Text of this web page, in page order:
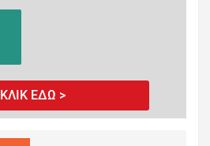
ΚΛΙΚ ΕΔΩ >